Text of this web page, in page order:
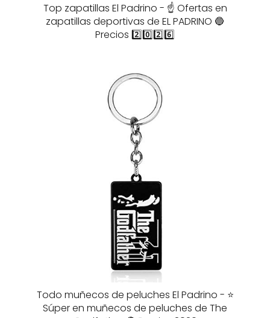
Top zapatillas El Padrino - ☝️ Ofertas en
zapatillas deportivas de EL PADRINO 🔵
Precios 2️⃣0️⃣2️⃣6️⃣
Todo muñecos de peluches El Padrino - ⭐️
Súper en muñecos de peluches de The